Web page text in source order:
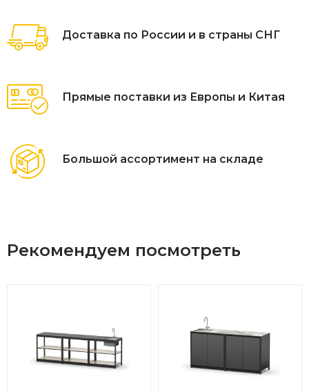
Доставка по России и в страны СНГ
Прямые поставки из Европы и Китая
Большой ассортимент на складе
Рекомендуем посмотреть